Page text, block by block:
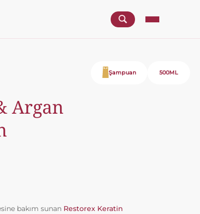
Şampuan 500ML
Argan
bakım sunan Restorex Keratin